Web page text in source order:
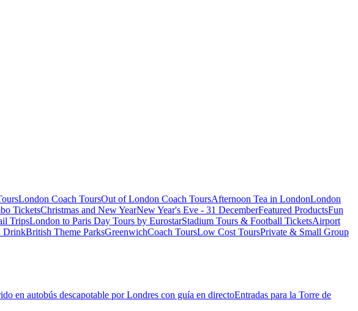
London Coach ToursOut of London Coach ToursAfternoon Tea in LondonLondon
TicketsChristmas and New YearNew Year's Eve - 31 DecemberFeatured ProductsFun
TripsLondon to Paris Day Tours by EurostarStadium Tours & Football TicketsAirport
DrinkBritish Theme ParksGreenwichCoach ToursLow Cost ToursPrivate & Small Group
en autobús descapotable por Londres con guía en directoEntradas para la Torre de